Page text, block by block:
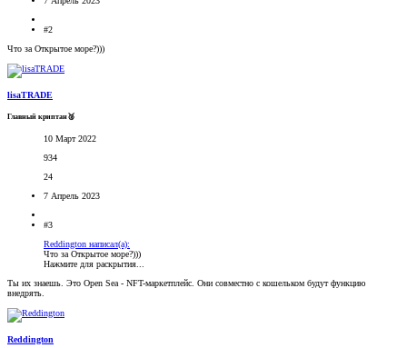
#2
Что за Открытое море?)))
lisaTRADE
Главный криптан🥈
10 Март 2022
934
24
7 Апрель 2023
#3
Reddington написал(а):
Что за Открытое море?)))
Нажмите для раскрытия...
Ты их знаешь. Это Open Sea - NFT-маркетплейс. Они совместно с кошельком будут функцию
внедрять.
Reddington